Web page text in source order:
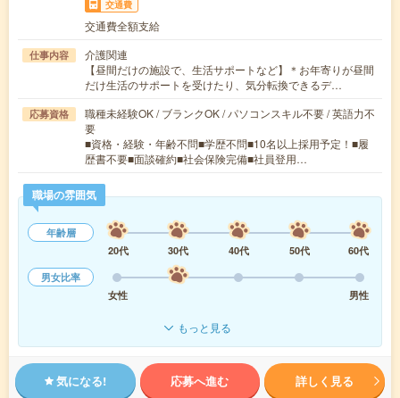
交通費
交通費全額支給
仕事内容
介護関連
【昼間だけの施設で、生活サポートなど】＊お年寄りが昼間
だけ生活のサポートを受けたり、気分転換できるデ…
応募資格
職種未経験OK / ブランクOK / パソコンスキル不要 / 英語力不
要
■資格・経験・年齢不問■学歴不問■10名以上採用予定！■履
歴書不要■面談確約■社会保険完備■社員登用…
職場の雰囲気
年齢層
20代
30代 40代 50代
60代
男女比率
女性
男性
もっと見る
気になる! 応募へ進む 詳しく見る